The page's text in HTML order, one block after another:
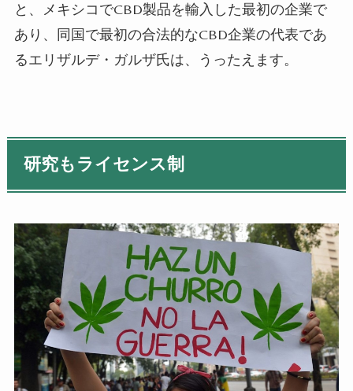
と、メキシコでCBD製品を輸入した最初の企業で
あり、同国で最初の合法的なCBD企業の代表であ
るエリザルデ・ガルザ氏は、うったえます。
研究もライセンス制